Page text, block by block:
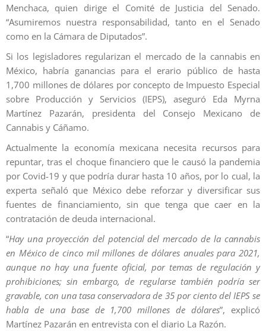
Menchaca, quien dirige el Comité de Justicia del Senado.
“Asumiremos nuestra responsabilidad, tanto en el Senado
como en la Cámara de Diputados”.
Si los legisladores regularizan el mercado de la cannabis en
México, habría ganancias para el erario público de hasta
1,700 millones de dólares por concepto de Impuesto Especial
sobre Producción y Servicios (IEPS), aseguró Eda Myrna
Martínez Pazarán, presidenta del Consejo Mexicano de
Cannabis y Cáñamo.
Actualmente la economía mexicana necesita recursos para
repuntar, tras el choque financiero que le causó la pandemia
por Covid-19 y que podría durar hasta 10 años, por lo cual, la
experta señaló que México debe reforzar y diversificar sus
fuentes de financiamiento, sin que tenga que caer en la
contratación de deuda internacional.
“Hay una proyección del potencial del mercado de la cannabis
en México de cinco mil millones de dólares anuales para 2021,
aunque no hay una fuente oficial, por temas de regulación y
prohibiciones; sin embargo, de regularse también podría ser
gravable, con una tasa conservadora de 35 por ciento del IEPS se
habla de una base de 1,700 millones de dólares”, explicó
Martínez Pazarán en entrevista con el diario La Razón.